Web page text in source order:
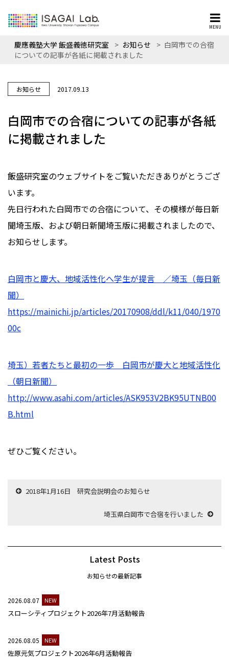
MENU
慶應義塾大学 飯盛義徳研究室 > お知らせ > 白岡市での合宿
についての記事が各紙に掲載されました
お知らせ 2017.09.13
白岡市での合宿についての記事が各紙
に掲載されました
飯盛研究室のウェブサイトをご覧いただきありがとうござ
います。
先日行われた白岡市での合宿について、その模様が毎日新
聞埼玉版、および朝日新聞埼玉版に掲載されましたので、
お知らせします。
白岡市と慶大、地域活性化へ学生が提言 ／埼玉（毎日新
聞）
https://mainichi.jp/articles/20170908/ddl/k11/040/1970
00c
埼玉）若者たちと最初の一歩 白岡市が慶大と地域活性化
（朝日新聞）
http://www.asahi.com/articles/ASK953V2BK95UTNB00
B.html
ぜひご覧ください。
2018年1月16日 研究会説明会のお知らせ
埼玉県白岡市で合宿を行いました
Latest Posts
お知らせの最新記事
2026.08.07 NEW
スローシティプロジェクト2026年7月活動報告
2026.08.05 NEW
佐原元気プロジェクト2026年6月活動報告